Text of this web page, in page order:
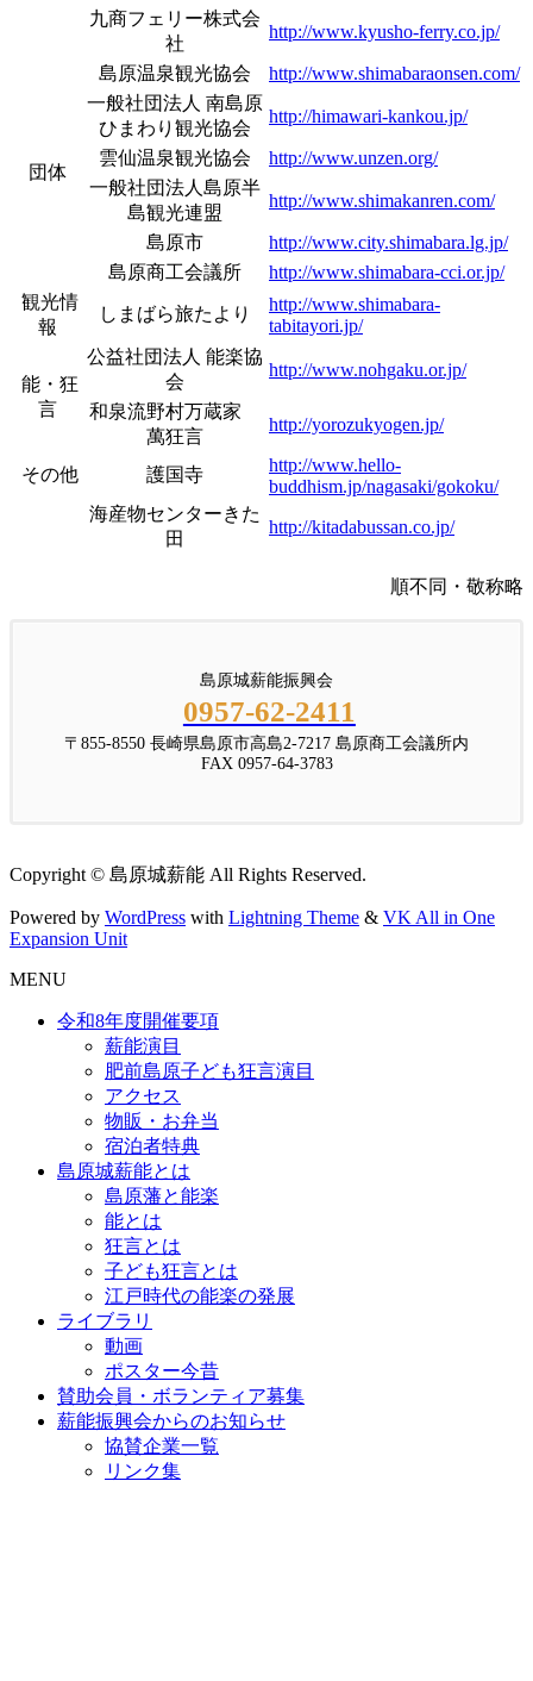
九商フェリー株式会
社
http://www.kyusho-ferry.co.jp/
団体
島原温泉観光協会
http://www.shimabaraonsen.com/
一般社団法人 南島原
ひまわり観光協会
http://himawari-kankou.jp/
雲仙温泉観光協会
http://www.unzen.org/
一般社団法人島原半
島観光連盟
http://www.shimakanren.com/
島原市
http://www.city.shimabara.lg.jp/
島原商工会議所
http://www.shimabara-cci.or.jp/
観光情
報
しまばら旅たより
http://www.shimabara-
tabitayori.jp/
能・狂
言
公益社団法人 能楽協
会
http://www.nohgaku.or.jp/
和泉流野村万蔵家
萬狂言
http://yorozukyogen.jp/
その他 護国寺
http://www.hello-
buddhism.jp/nagasaki/gokoku/
海産物センターきた
田
http://kitadabussan.co.jp/
順不同・敬称略
島原城薪能振興会
0957-62-2411
〒855-8550 長崎県島原市高島2-7217 島原商工会議所内
FAX 0957-64-3783
Copyright © 島原城薪能 All Rights Reserved.
Powered by WordPress with Lightning Theme & VK All in One
Expansion Unit
MENU
令和8年度開催要項
薪能演目
肥前島原子ども狂言演目
アクセス
物販・お弁当
宿泊者特典
島原城薪能とは
島原藩と能楽
能とは
狂言とは
子ども狂言とは
江戸時代の能楽の発展
ライブラリ
動画
ポスター今昔
賛助会員・ボランティア募集
薪能振興会からのお知らせ
協賛企業一覧
リンク集